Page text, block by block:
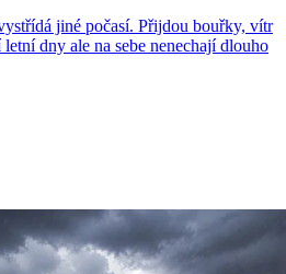
jiné počasí. Přijdou bouřky, vítr
dny ale na sebe nenechají dlouho